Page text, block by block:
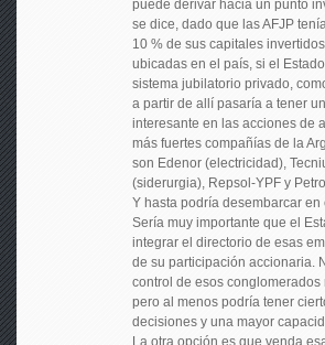
puede derivar hacia un punto
se dice, dado que las AFJP
10 % de sus capitales
ubicadas en el país, si el
sistema jubilatorio privado,
a partir de allí pasaría a tener
interesante en las acciones de
más fuertes compañías de la
son Edenor (electricidad),
(siderurgia), Repsol-YPF y
Y hasta podría desembarcar
Sería muy importante que el
integrar el directorio de esas
de su participación accionaria.
control de esos conglomerados
pero al menos podría tener
decisiones y una mayor
La otra opción es que venda